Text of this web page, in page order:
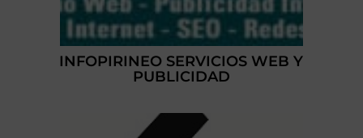
INFOPIRINEO SERVICIOS WEB Y
PUBLICIDAD